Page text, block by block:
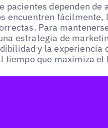
pacientes dependen de
encuentren fácilmente,
Para
estrategia de
y la experiencia
tiempo que maximiza el